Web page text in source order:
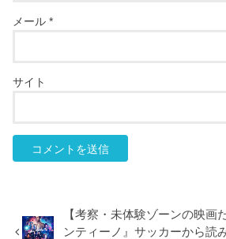
メール*
サイト
【考察・未体験ゾーンの映画
ンティーノ』サッカーから読